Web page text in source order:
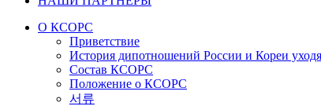
О КСОРС
Приветствие
История дипотношений России и Кореи
Состав КСОРС
Положение о КСОРС
서류